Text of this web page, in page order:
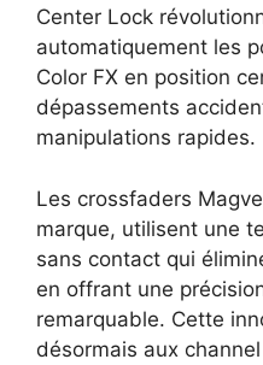
Center Lock
automatiquement les
Color FX en position
dépassements
manipulations rapides.
Les crossfaders
marque, utilisent une
sans contact qui
en offrant une
remarquable. Cette
désormais aux